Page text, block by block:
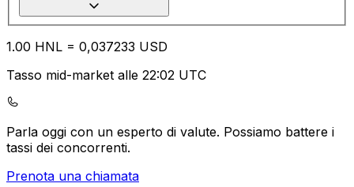
1.00 HNL = 0,037233 USD
Tasso mid-market alle 22:02 UTC
Parla oggi con un esperto di valute. Possiamo battere i
tassi dei concorrenti.
Prenota una chiamata